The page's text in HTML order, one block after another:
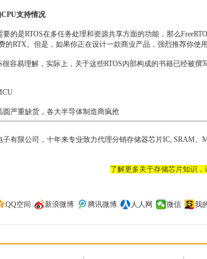
支持情况
的是RTOS在多任务处理和资源共享方面的功能，那么
的RTX。但是，如果你正在设计一款商业产品，强烈推荐你使
很容易理解，实际上，关于这些RTOS内部构成的书籍已经被撰
圆严重缺货，各大半导体制造商疯抢
子有限公司，十年来专业致力代理分销存储器芯片IC, SRAM
了解更多关于存储芯片知识，
QQ空间 新浪微博 腾讯微博 人人网 微信 我